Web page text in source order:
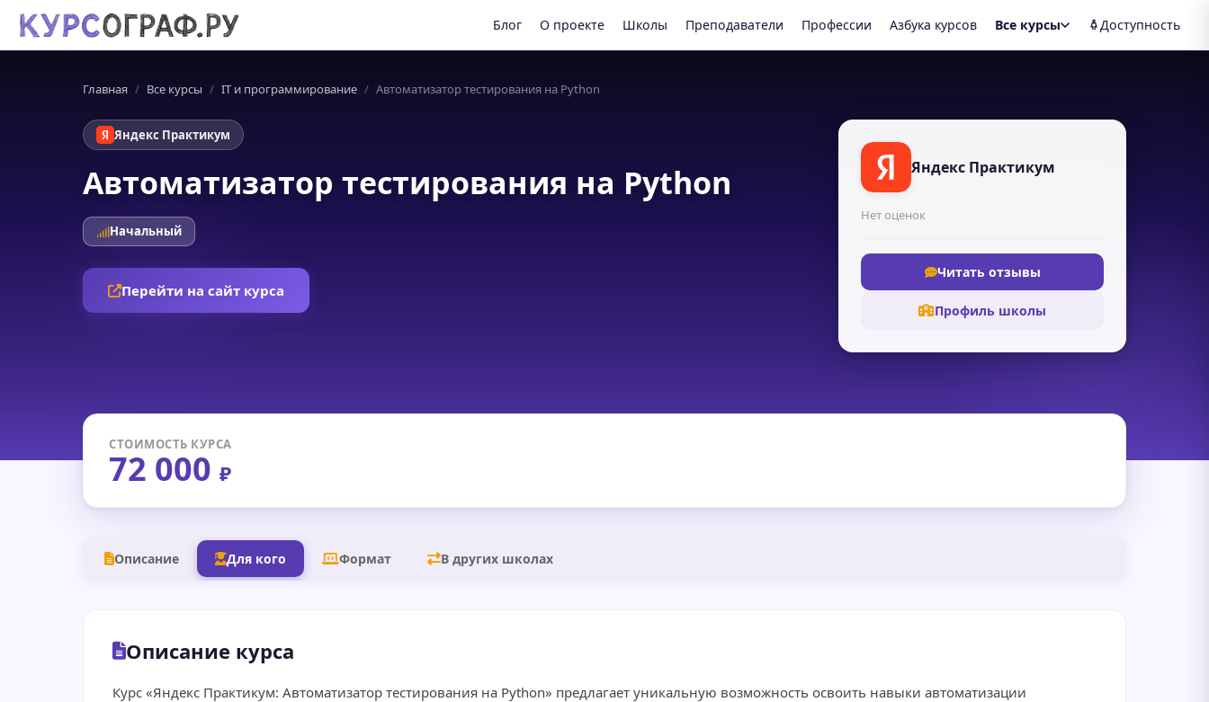
Блог О проекте Школы Преподаватели Профессии Азбука курсов Все курсы Доступность
Главная Все курсы IT и программирование Автоматизатор тестирования на Python
Яндекс Практикум
Автоматизатор тестирования на Python
Начальный
Перейти на сайт курса
Яндекс Практикум
Нет оценок
Читать отзывы
Профиль школы
СТОИМОСТЬ КУРСА
72 000 ₽
Описание Для кого Формат В других школах
Описание курса
Курс «Яндекс Практикум: Автоматизатор тестирования на Python» предлагает уникальную возможность освоить навыки автоматизации